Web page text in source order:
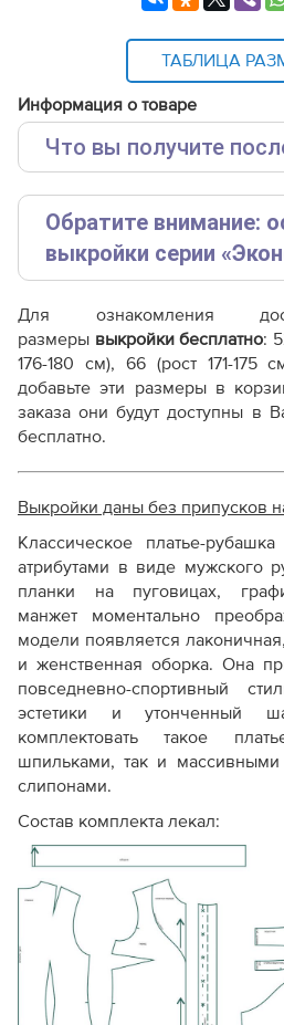
ТАБЛИЦА
Информация о товаре
Что вы получите
Выкройка PDF для
плоттере A0 с шириной
от выбора формата
Инструкция-платье-
Дополнительные файлы:
Справочник - виды швов
Терминология машинных
Терминология ВТО
Как скорректировать
Обратите внимание:
выкройки серии
Чтобы покупка оправдала ваши
ознакомьтесь с ключевыми
стандартных лекал:
Очень низкая
стандарта)
Отсутствуют
Размерный ряд
размеров и/
Комплектация
лекал
основа.
надсечек,
разметок и
обработки
подкладки).
Для ознакомления
размеры выкройки бесплатно:
176-180 см), 66 (рост 171-175
добавьте эти размеры в
заказа они будут доступны в
бесплатно.
Выкройки даны без припусков
Классическое платье-
атрибутами в виде мужского
планки на пуговицах,
манжет моментально
модели появляется
и женственная оборка. Она
повседневно-спортивный
эстетики и утонченный
комплектовать такое
шпильками, так и
слипонами.
Состав комплекта лекал: